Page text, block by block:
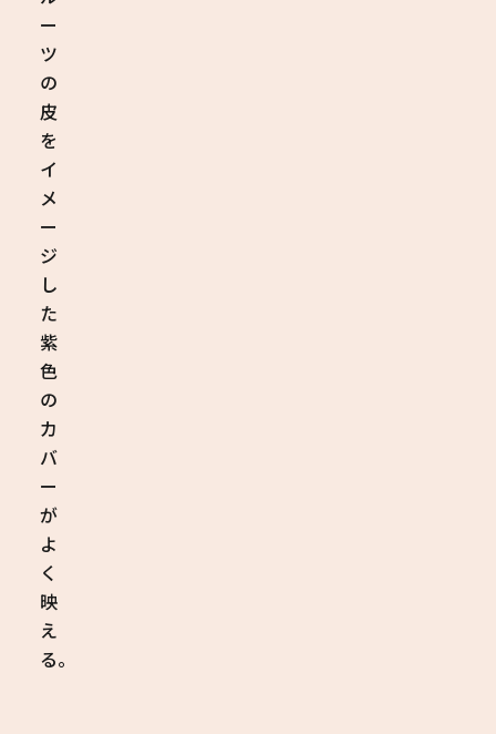
ー
ツ
の
皮
を
イ
メ
ー
ジ
し
た
紫
色
の
カ
バ
ー
が
よ
く
映
え
る。